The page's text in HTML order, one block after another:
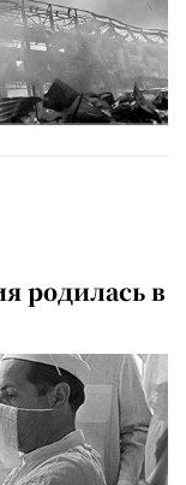
родилась в